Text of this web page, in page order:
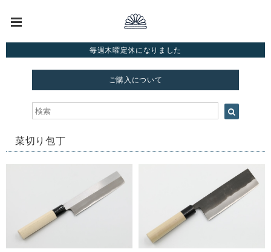
毎週木曜定休になりました
ご購入について
菜切り包丁